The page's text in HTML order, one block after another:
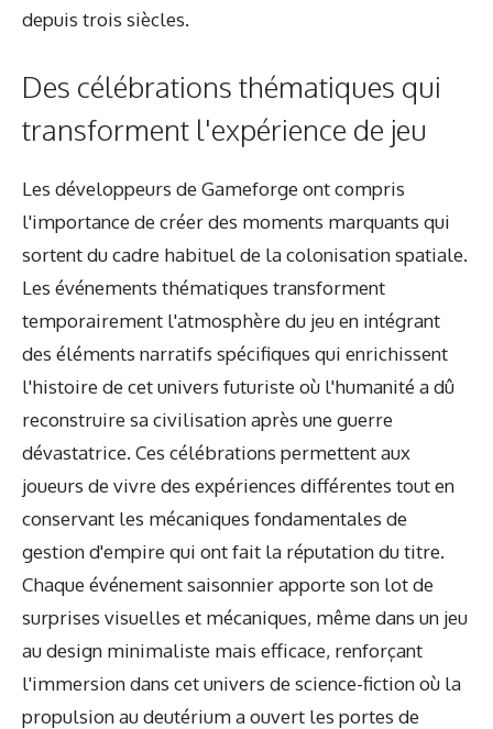
depuis trois siècles.
Des célébrations thématiques qui
transforment l'expérience de jeu
Les développeurs de Gameforge ont compris
l'importance de créer des moments marquants qui
sortent du cadre habituel de la colonisation spatiale.
Les événements thématiques transforment
temporairement l'atmosphère du jeu en intégrant
des éléments narratifs spécifiques qui enrichissent
l'histoire de cet univers futuriste où l'humanité a dû
reconstruire sa civilisation après une guerre
dévastatrice. Ces célébrations permettent aux
joueurs de vivre des expériences différentes tout en
conservant les mécaniques fondamentales de
gestion d'empire qui ont fait la réputation du titre.
Chaque événement saisonnier apporte son lot de
surprises visuelles et mécaniques, même dans un jeu
au design minimaliste mais efficace, renforçant
l'immersion dans cet univers de science-fiction où la
propulsion au deutérium a ouvert les portes de